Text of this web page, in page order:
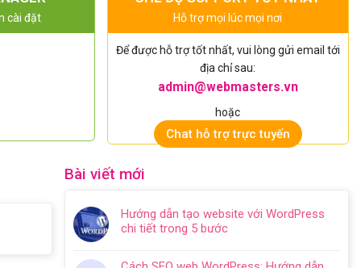
cài đặt Hỗ trợ mọi lúc mọi nơi
Để được hỗ trợ tốt nhất, vui lòng gửi email tới
địa chỉ sau:
admin@webmasters.vn
hoặc
Chat hỗ trợ trực tuyến
Bài viết mới
Hướng dẫn tạo website với WordPress
chi tiết trong 5 bước